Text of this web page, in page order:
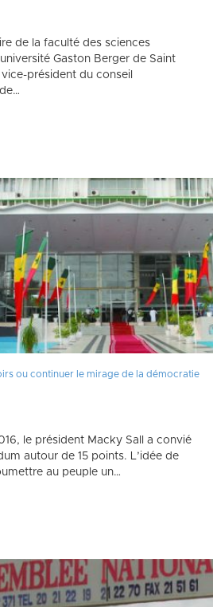
de la faculté des sciences
Gaston Berger de Saint
président du conseil
ou continuer le mirage de la démocratie
le président Macky Sall a convié
autour de 15 points. L’idée de
au peuple un…